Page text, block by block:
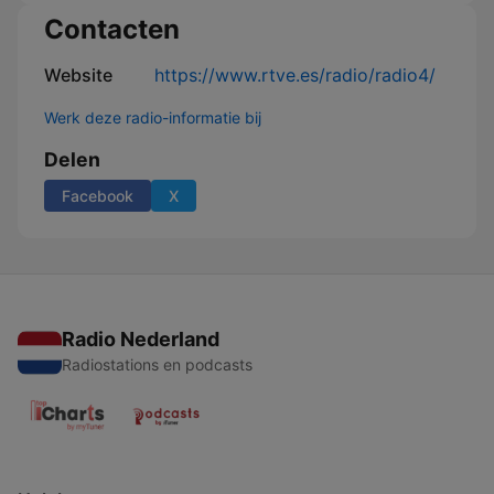
Contacten
Website https://www.rtve.es/radio/radio4/
Werk deze radio-informatie bij
Delen
Facebook X
Radio Nederland
Radiostations en podcasts